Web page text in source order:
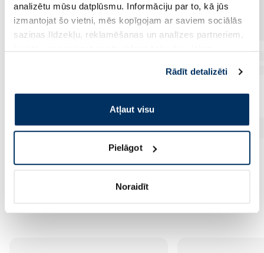
analizētu mūsu datplūsmu. Informāciju par to, kā jūs
izmantojat šo vietni, mēs kopīgojam ar saviem sociālās
saziņas līdzekļu, reklamēšanas un analīzes partneriem,
pakalpojumus. Ja piekrītat šo papildu sīkdatņu
izmantošanai, lūdzu, atzīmējiet savu izvēli:
Rādīt detalizēti
Atļaut visu
Pielāgot
Noraidīt